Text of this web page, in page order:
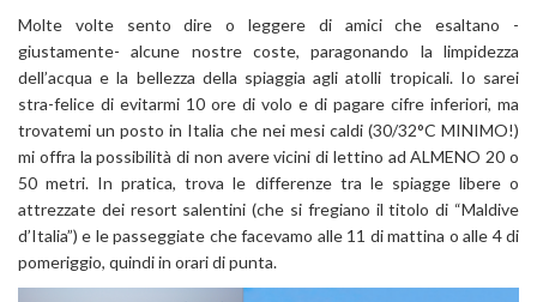
Molte volte sento dire o leggere di amici che esaltano -
giustamente- alcune nostre coste, paragonando la limpidezza
dell’acqua e la bellezza della spiaggia agli atolli tropicali. Io sarei
stra-felice di evitarmi 10 ore di volo e di pagare cifre inferiori, ma
trovatemi un posto in Italia che nei mesi caldi (30/32°C MINIMO!)
mi offra la possibilità di non avere vicini di lettino ad ALMENO 20 o
50 metri. In pratica, trova le differenze tra le spiagge libere o
attrezzate dei resort salentini (che si fregiano il titolo di “Maldive
d’Italia”) e le passeggiate che facevamo alle 11 di mattina o alle 4 di
pomeriggio, quindi in orari di punta.